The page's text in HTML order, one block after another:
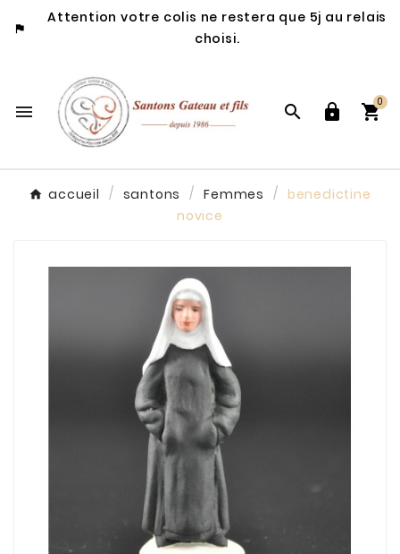

Attention votre colis ne restera que 5j au relais
choisi.
   
0
accueil santons Femmes
benedictine
novice